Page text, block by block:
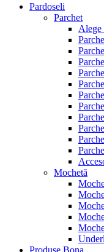
Pardoseli
Parchet
Alege
Mochetă
Produse Bona